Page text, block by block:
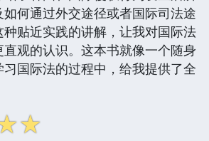
何通过外交途径或者国际司法途
贴近实践的讲解，让我对国际法
观的认识。这本书就像一个随身
国际法的过程中，给我提供了全
☆